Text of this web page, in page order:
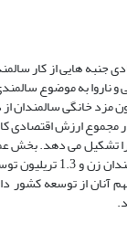
جنبه هایی از کار
ناروا به موضوع
در سال است که
از توسعه کشور